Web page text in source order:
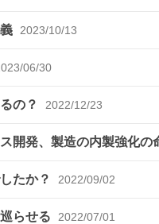
2023/10/13
06/30
の？ 2022/12/23
開発、製造の内製強化の
たか？ 2022/09/02
らせる 2022/07/01